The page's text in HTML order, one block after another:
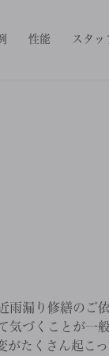
性能 スタッ
雨漏り修繕のご
気づくことが一
がたくさん起こ